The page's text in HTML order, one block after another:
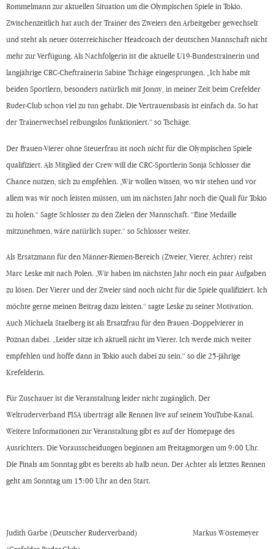
Rommelmann zur aktuellen Situation um die Olympischen Spiele in Tokio.
Zwischenzeitlich hat auch der Trainer des Zweiers den Arbeitgeber gewechselt
und steht als neuer österreichischer Headcoach der deutschen Mannschaft nicht
mehr zur Verfügung. Als Nachfolgerin ist die aktuelle U19-Bundestrainerin und
langjährige CRC-Cheftrainerin Sabine Tschäge eingesprungen. „Ich habe mit
beiden Sportlern, besonders natürlich mit Jonny, in meiner Zeit beim Crefelder
Ruder-Club schon viel zu tun gehabt. Die Vertrauensbasis ist einfach da. So hat
der Trainerwechsel reibungslos funktioniert.“ so Tschäge.
Der Frauen-Vierer ohne Steuerfrau ist noch nicht für die Olympischen Spiele
qualifiziert. Als Mitglied der Crew will die CRC-Sportlerin Sonja Schlosser die
Chance nutzen, sich zu empfehlen. „Wir wollen wissen, wo wir stehen und vor
allem was wir noch leisten müssen, um im nächsten Jahr noch die Quali für Tokio
zu holen.“ Sagte Schlosser zu den Zielen der Mannschaft. “Eine Medaille
mitzunehmen, wäre natürlich super.“ so Schlosser weiter.
Als Ersatzmann für den Männer-Riemen-Bereich (Zweier, Vierer, Achter) reist
Marc Leske mit nach Polen. „Wir haben im nächsten Jahr noch ein paar Aufgaben
zu lösen. Der Vierer und der Zweier sind noch nicht für die Spiele qualifiziert. Ich
möchte gerne meinen Beitrag dazu leisten.“ sagte Leske zu seiner Motivation.
Auch Michaela Staelberg ist als Ersatzfrau für den Frauen -Doppelvierer in
Poznan dabei. „Leider sitze ich aktuell nicht im Vierer. Ich werde mich weiter
empfehlen und hoffe dann in Tokio auch dabei zu sein.“ so die 25-jährige
Krefelderin.
Für Zuschauer ist die Veranstaltung leider nicht zugänglich. Der
Weltruderverband FISA überträgt alle Rennen live auf seinem YouTube-Kanal.
Weitere Informationen zur Veranstaltung gibt es auf der Homepage des
Ausrichters. Die Vorausscheidungen beginnen am Freitagmorgen um 9:00 Uhr.
Die Finals am Sonntag gibt es bereits ab halb neun. Der Achter als letztes Rennen
geht am Sonntag um 15:00 Uhr an den Start.
Judith Garbe (Deutscher Ruderverband) Markus Wöstemeyer